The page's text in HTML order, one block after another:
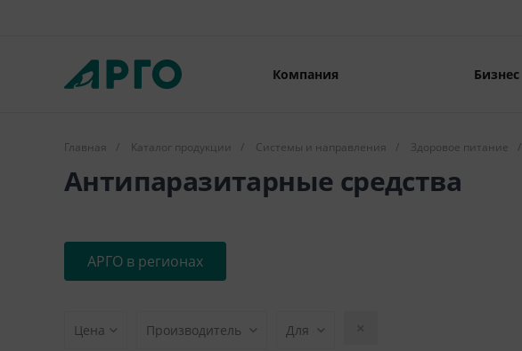
Компания Бизнес
Главная / Каталог продукции / Системы и направления / Здоровое питание /
Антипаразитарные средства
АРГО в регионах
Цена Производитель Для